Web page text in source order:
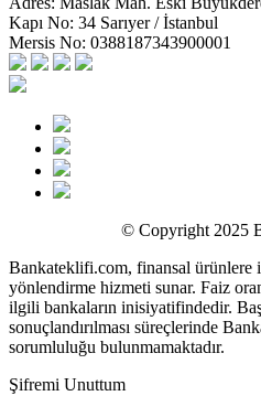
Kapı No: 34 Sarıyer / İstanbul
Mersis No: 0388187343900001
© Copyright 2025
Bankateklifi.com, finansal ürünlere
yönlendirme hizmeti sunar. Faiz
ilgili bankaların inisiyatifindedir.
sonuçlandırılması süreçlerinde
sorumluluğu bulunmamaktadır.
Şifremi Unuttum